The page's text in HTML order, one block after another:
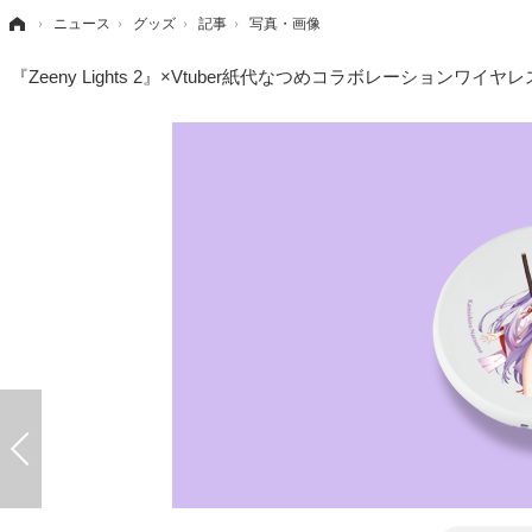
› ニュース › グッズ › 記事 › 写真・画像
『Zeeny Lights 2』×Vtuber紙代なつめコラボレーションワイヤレ